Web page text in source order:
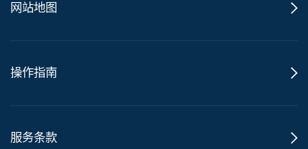
网站地图
操作指南
服务条款